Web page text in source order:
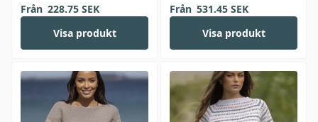
Från 228.75SEK
Visa produkt
Från 531.45SEK
Visa produkt